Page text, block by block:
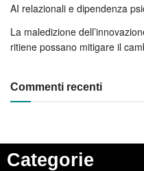
AI relazionali e dipendenza
La maledizione
ritiene possano mitigare il
Commenti recenti
Categorie